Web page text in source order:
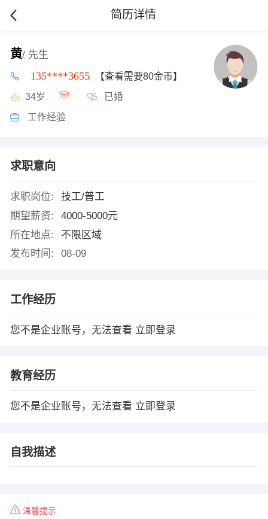
简历详情
黄/ 先生
135****3655 【查看需要80金币】
34岁 已婚
工作经验
求职意向
求职岗位:
技工/普工
期望薪资:
4000-5000元
所在地点:
不限区域
发布时间:
08-09
工作经历
您不是企业账号，无法查看 立即登录
教育经历
您不是企业账号，无法查看 立即登录
自我描述
温馨提示